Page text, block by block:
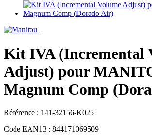
Kit IVA (Incremental
Adjust) pour
Magnum Comp
Référence : 141-32156-K025
Code EAN13 : 844171069509